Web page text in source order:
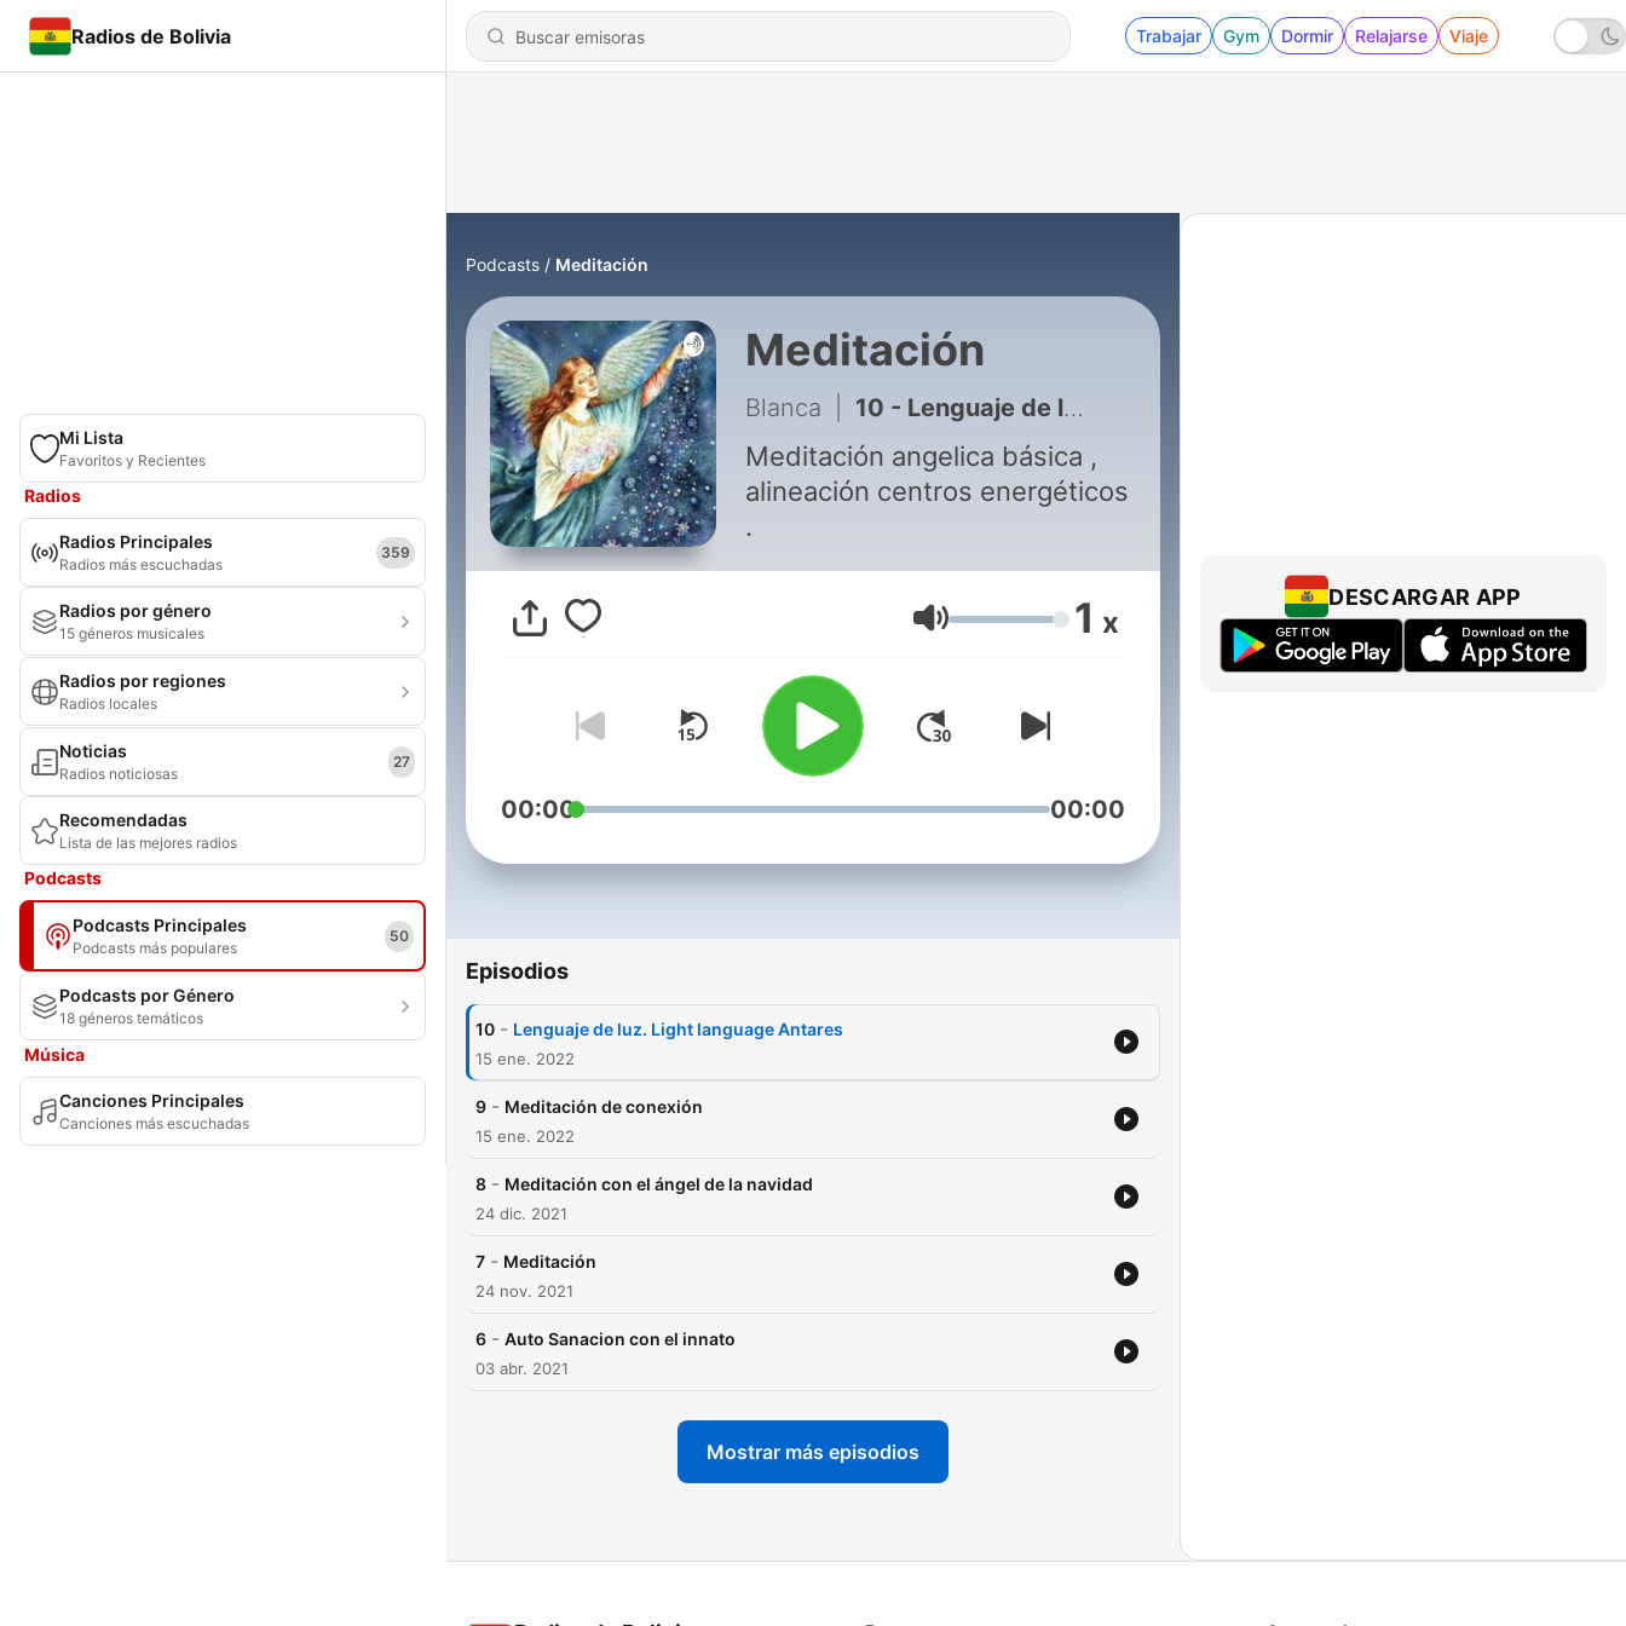
Radios de Bolivia Trabajar Gym Dormir Relajarse Viaje
Mi Lista
Favoritos y Recientes
Radios
Radios Principales
Radios más escuchadas
359
Radios por género
15 géneros musicales
Radios por regiones
Radios locales
Noticias
Radios noticiosas
27
Recomendadas
Lista de las mejores radios
Podcasts
Podcasts Principales
Podcasts más populares
50
Podcasts por Género
18 géneros temáticos
Música
Canciones Principales
Canciones más escuchadas
Podcasts Meditación
Meditación
Blanca 10 - Lenguaje de luz. Light language Antares
Meditación angelica básica ,
alineación centros energéticos
.
Volumen 1 x
00:00 00:00
Episodios
10 - Lenguaje de luz. Light language Antares
15 ene. 2022
9 - Meditación de conexión
15 ene. 2022
8 - Meditación con el ángel de la navidad
24 dic. 2021
7 - Meditación
24 nov. 2021
6 - Auto Sanacion con el innato
03 abr. 2021
Mostrar más episodios
DESCARGAR APP